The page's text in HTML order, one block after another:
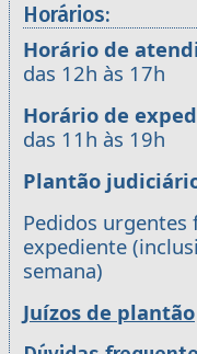
Horários:
Horário de
das 12h às 17h
Horário de
das 11h às 19h
Plantão
Pedidos
expediente
semana)
Juízos de plantão